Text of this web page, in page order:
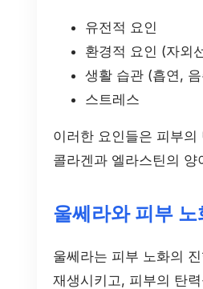
유전적 요인
환경적 요인 (자외
생활 습관 (흡연,
스트레스
이러한 요인들은 피부
콜라겐과 엘라스틴의
울쎄라와 피부 노
울쎄라는 피부 노화의
재생시키고, 피부의 탄